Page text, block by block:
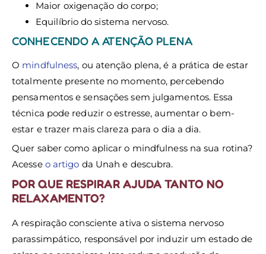
Maior oxigenação do corpo;
Equilíbrio do sistema nervoso.
CONHECENDO A ATENÇÃO PLENA
O mindfulness, ou atenção plena, é a prática de estar
totalmente presente no momento, percebendo
pensamentos e sensações sem julgamentos. Essa
técnica pode reduzir o estresse, aumentar o bem-
estar e trazer mais clareza para o dia a dia.
Quer saber como aplicar o mindfulness na sua rotina?
Acesse o artigo da Unah e descubra.
POR QUE RESPIRAR AJUDA TANTO NO
RELAXAMENTO?
A respiração consciente ativa o sistema nervoso
parassimpático, responsável por induzir um estado de